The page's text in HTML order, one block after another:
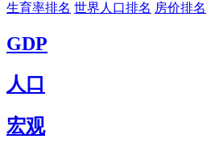
生育率排名 世界人口排名 房价排名
GDP
人口
宏观